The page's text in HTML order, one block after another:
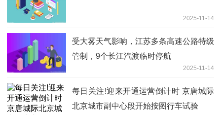
2025-11-14
受大雾天气影响，江苏多条高速公路特级
管制，9个长江汽渡临时停航
2025-11-14
每日关注!迎来开通运营倒计时 京唐城际
北京城市副中心段开始按图行车试验